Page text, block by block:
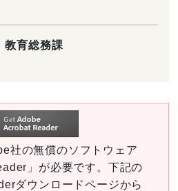
育総務課
社の無償のソフトウェア
」が必要です。下記の
ダウンロードページから